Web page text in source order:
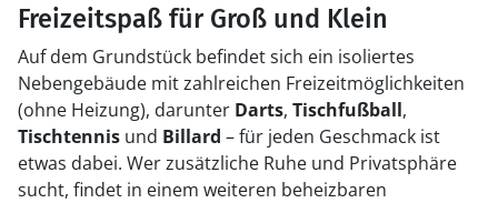
Freizeitspaß für Groß und Klein
Auf dem Grundstück befindet sich ein isoliertes
Nebengebäude mit zahlreichen Freizeitmöglichkeiten
(ohne Heizung), darunter Darts, Tischfußball,
Tischtennis und Billard – für jeden Geschmack ist
etwas dabei. Wer zusätzliche Ruhe und Privatsphäre
sucht, findet in einem weiteren beheizbaren